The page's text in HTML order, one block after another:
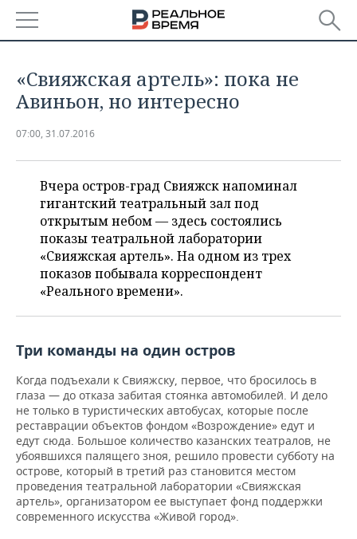
БАШКОРТОСТАН
ТАТАРСТАН
НОВОСТИ
АНАЛИТИКА
ДЕКЛАРАЦИИ О ДОХОДАХ
КОРОЛИ ГОСЗАКАЗА ПФО
ВУЗЫ ТАТАРСТАНА
КОМУ ПРИНАДЛЕЖАТ
НОВОСТИ ЭКОНОМИКИ
ФИНАНСЫ
БАНКИ
БЮДЖЕТ
ИНВЕСТИЦИИ
ПРОМЫШЛЕННОСТЬ
НОВОСТИ
ПРОМЫШЛЕННОСТИ
АГРОПРОМ
НЕФТЕХИМИЯ
НЕФТЬ
ОПК
ЭНЕРГЕТИКА
НЕДВИЖИМОСТЬ
НОВОСТИ НЕДВИЖИМОСТИ
АВТО
НОВОСТИ АВТО
БИЗНЕС
НОВОСТИ БИЗНЕСА
РОЗНИЧНАЯ ТОРГОВЛЯ
ТРАНСПОРТ
УСЛУГИ
ТЕХНОЛОГИИ
НОВОСТИ ТЕХНОЛОГИЙ
IT
МЕДИА
ТЕЛЕКОММУНИКАЦИИ
МЕРОПРИЯТИЯ
НОВОСТИ МЕРОПРИЯТИЙ
ВЫЕЗДНАЯ РЕДАКЦИЯ
БИЗНЕС-БРАНЧИ
СПОРТ
НОВОСТИ СПОРТА
ФУТБОЛ
ОБЩЕСТВО
НОВОСТИ ОБЩЕСТВА
ФОТОГАЛЕРЕЯ
«Свияжская артель»: пока не
Авиньон, но интересно
07:00, 31.07.2016
Вчера остров-град Свияжск напоминал
гигантский театральный зал под
открытым небом — здесь состоялись
показы театральной лаборатории
«Свияжская артель». На одном из трех
показов побывала корреспондент
«Реального времени».
Три команды на один остров
Когда подъехали к Свияжску, первое, что бросилось в
глаза — до отказа забитая стоянка автомобилей. И дело
не только в туристических автобусах, которые после
реставрации объектов фондом «Возрождение» едут и
едут сюда. Большое количество казанских театралов, не
убоявшихся палящего зноя, решило провести субботу на
острове, который в третий раз становится местом
проведения театральной лаборатории «Свияжская
артель», организатором ее выступает фонд поддержки
современного искусства «Живой город».